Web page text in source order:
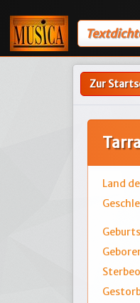
Zur
Land